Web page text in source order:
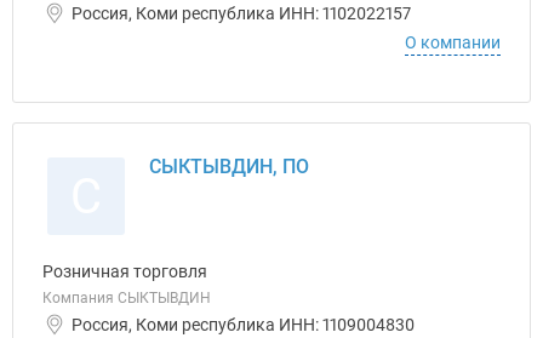
Россия, Коми республика ИНН: 1102022157
О компании
СЫКТЫВДИН, ПО
Розничная торговля
Компания СЫКТЫВДИН
Россия, Коми республика ИНН: 1109004830